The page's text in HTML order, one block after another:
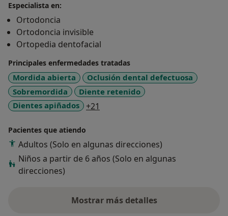
a las necesidades y objetivos específicos de cada
persona.
Áreas de Especialización:
Tratamientos de ortodoncia para niños, adolescentes
y adultos.
Brackets metálicos y estéticos.
Ortodoncia invisible (Alineadores).
Corrección de maloclusiones y problemas de mordida.
Tratamientos preventivos y de mantenimiento.
Especialista en:
Ortodoncia
Ortodoncia invisible
Ortopedia dentofacial
Principales enfermedades tratadas
Mordida abierta
Oclusión dental defectuosa
Sobremordida
Diente retenido
Dientes apiñados
+21
Pacientes que atiendo
Adultos (Solo en algunas direcciones)
Niños a partir de 6 años (Solo en algunas
direcciones)
Mostrar más detalles
sobre la experiencia